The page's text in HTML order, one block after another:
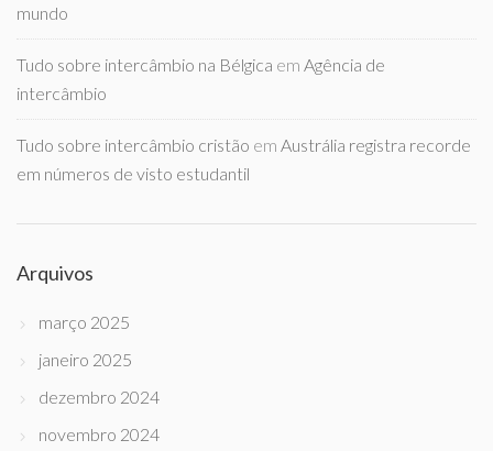
mundo
Tudo sobre intercâmbio na Bélgica em Agência de
intercâmbio
Tudo sobre intercâmbio cristão em Austrália registra recorde
em números de visto estudantil
Arquivos
março 2025
janeiro 2025
dezembro 2024
novembro 2024